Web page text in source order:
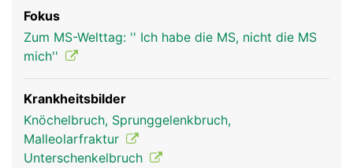
langen Schaft dessen Vorderseite direkt unter der
Haut liegt, und einem unteren Ende, das den
Innenknöchel bildet und Teil des oberen
Sprunggelenks ist.
Fokus
Zum MS-Welttag: '' Ich habe die MS, nicht die MS
mich''
Krankheitsbilder
Knöchelbruch, Sprunggelenkbruch,
Malleolarfraktur
Unterschenkelbruch